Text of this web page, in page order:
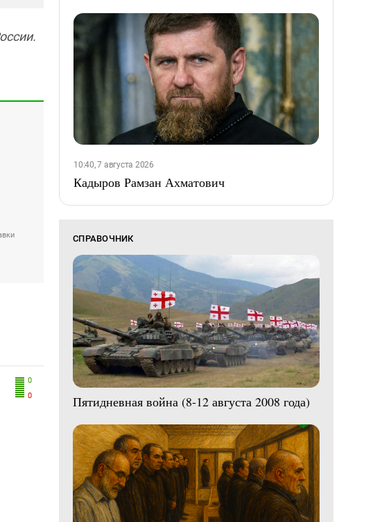
0
0
10:40, 7 августа 2026
Кадыров Рамзан Ахматович
СПРАВОЧНИК
Пятидневная война (8-12 августа 2008 года)